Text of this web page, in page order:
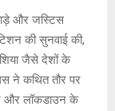
और जस्टिस
की सुनवाई की,
जैसे देशों के
ने कथित तौर पर
और लॉकडाउन के